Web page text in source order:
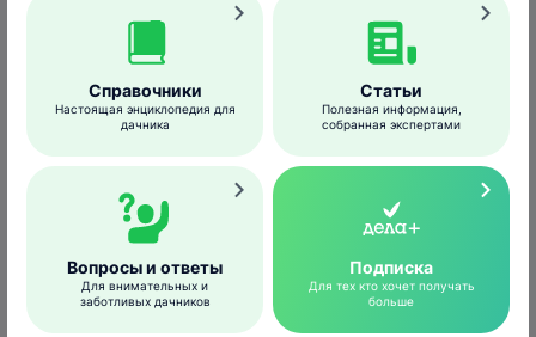
Гнездование
Справочники
Настоящая энциклопедия для
дачника
Статьи
Полезная информация,
собранная экспертами
Вопросы и ответы
Для внимательных и
заботливых дачников
Подписка
Для тех кто хочет получать
больше